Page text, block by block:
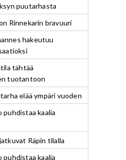
puutarhasta
Rinnekarin bravuuri
hakeutuu
tähtää
tuotantoon
elää ympäri vuoden
puhdistaa kaalia
Räpin tilalla
puhdistaa kaalia